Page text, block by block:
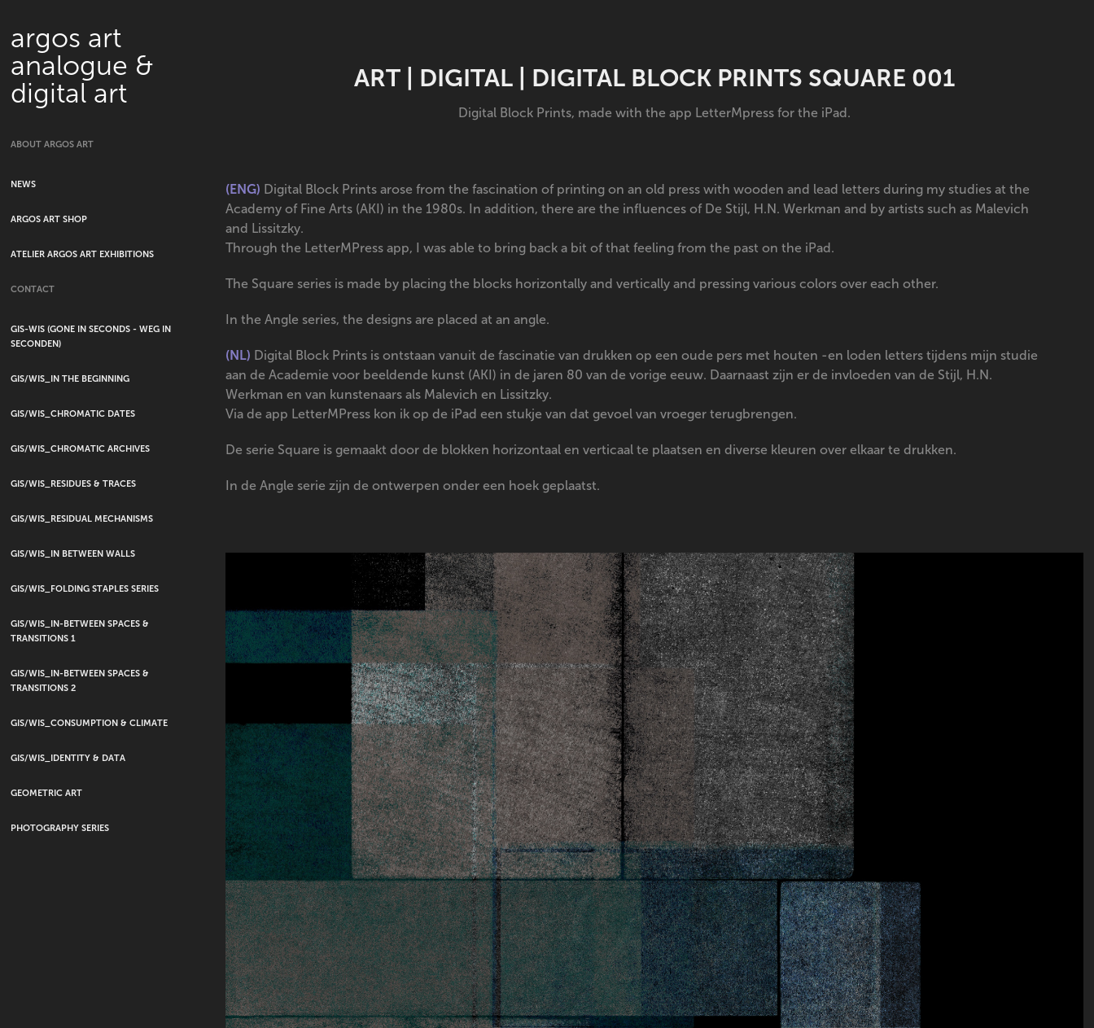
argos art
analogue &
digital art
ABOUT ARGOS ART
NEWS
ARGOS ART SHOP
ATELIER ARGOS ART EXHIBITIONS
CONTACT
GIS-WIS (GONE IN SECONDS - WEG IN
SECONDEN)
GIS/WIS_IN THE BEGINNING
GIS/WIS_CHROMATIC DATES
GIS/WIS_CHROMATIC ARCHIVES
GIS/WIS_RESIDUES & TRACES
GIS/WIS_RESIDUAL MECHANISMS
GIS/WIS_IN BETWEEN WALLS
GIS/WIS_FOLDING STAPLES SERIES
GIS/WIS_IN-BETWEEN SPACES &
TRANSITIONS 1
GIS/WIS_IN-BETWEEN SPACES &
TRANSITIONS 2
GIS/WIS_CONSUMPTION & CLIMATE
GIS/WIS_IDENTITY & DATA
GEOMETRIC ART
PHOTOGRAPHY SERIES
ART | DIGITAL | DIGITAL BLOCK PRINTS SQUARE 001
Digital Block Prints, made with the app LetterMpress for the iPad.
(ENG) Digital Block Prints arose from the fascination of printing on an old press with wooden and lead letters during my studies at the
Academy of Fine Arts (AKI) in the 1980s. In addition, there are the influences of De Stijl, H.N. Werkman and by artists such as Malevich
and Lissitzky.
Through the LetterMPress app, I was able to bring back a bit of that feeling from the past on the iPad.
The Square series is made by placing the blocks horizontally and vertically and pressing various colors over each other.
In the Angle series, the designs are placed at an angle.
(NL) Digital Block Prints is ontstaan vanuit de fascinatie van drukken op een oude pers met houten -en loden letters tijdens mijn studie
aan de Academie voor beeldende kunst (AKI) in de jaren 80 van de vorige eeuw. Daarnaast zijn er de invloeden van de Stijl, H.N.
Werkman en van kunstenaars als Malevich en Lissitzky.
Via de app LetterMPress kon ik op de iPad een stukje van dat gevoel van vroeger terugbrengen.
De serie Square is gemaakt door de blokken horizontaal en verticaal te plaatsen en diverse kleuren over elkaar te drukken.
In de Angle serie zijn de ontwerpen onder een hoek geplaatst.